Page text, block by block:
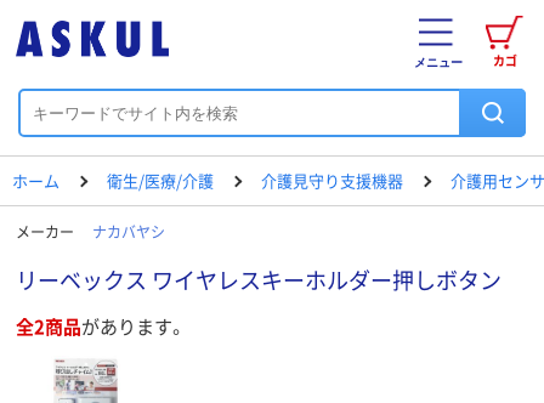
カゴ
メニュー
ホーム 衛生/医療/介護 介護見守り支援機器 介護用セン
メーカー ナカバヤシ
リーベックス ワイヤレスキーホルダー押しボタン
全2商品があります。